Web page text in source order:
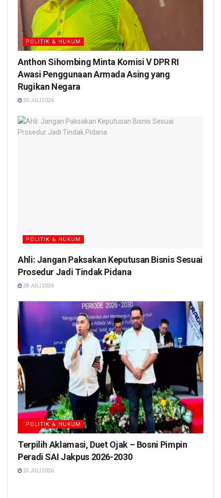
POLITIK & HUKUM
Anthon Sihombing Minta Komisi V DPR RI
Awasi Penggunaan Armada Asing yang
Rugikan Negara
30 JULI 2026
POLITIK & HUKUM
Ahli: Jangan Paksakan Keputusan Bisnis Sesuai
Prosedur Jadi Tindak Pidana
28 JULI 2026
POLITIK & HUKUM
Terpilih Aklamasi, Duet Ojak – Bosni Pimpin
Peradi SAI Jakpus 2026-2030
25 JULI 2026